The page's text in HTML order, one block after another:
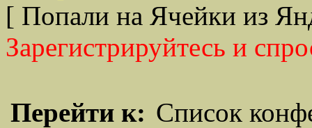
[ Попали на Ячейки из
Зарегистрируйтесь и
Перейти к: Список